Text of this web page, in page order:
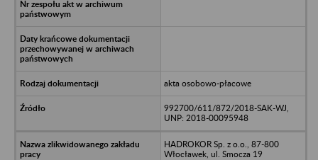
akta osobowo-płacowe
992700/611/872/2018-SAK-WJ,
UNP: 2018-00095948
HADROKOR Sp. z o.o., 87-800
Włocławek, ul. Smocza 19